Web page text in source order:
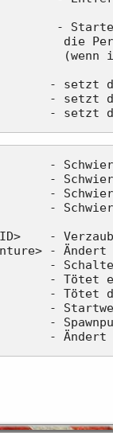
die
(wenn
- setzt den
- setzt
-
ID>    -
-
- Schaltet
euch.
den
der
-